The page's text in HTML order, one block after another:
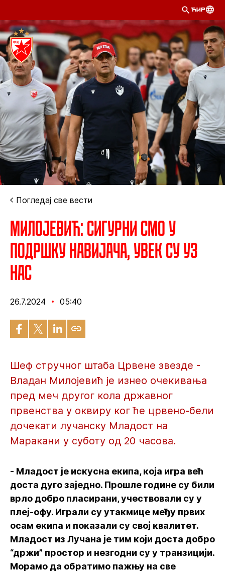
ЋИР
Погледај све вести
Милојевић: Сигурни смо у
подршку навијача, увек су уз
нас
26.7.2024 05:40
Шеф стручног штаба Црвене звезде -
Владан Милојевић је изнео очекивања
пред меч другог кола државног
првенства у оквиру ког ће црвено-бели
дочекати лучанску Младост на
Маракани у суботу од 20 часова.
- Младост је искусна екипа, која игра већ
доста дуго заједно. Прошле године су били
врло добро пласирани, учествовали су у
плеј-офу. Играли су утакмице међу првих
осам екипа и показали су свој квалитет.
Младост из Лучана је тим који доста добро
“држи” простор и незгодни су у транзицији.
Морамо да обратимо пажњу на све